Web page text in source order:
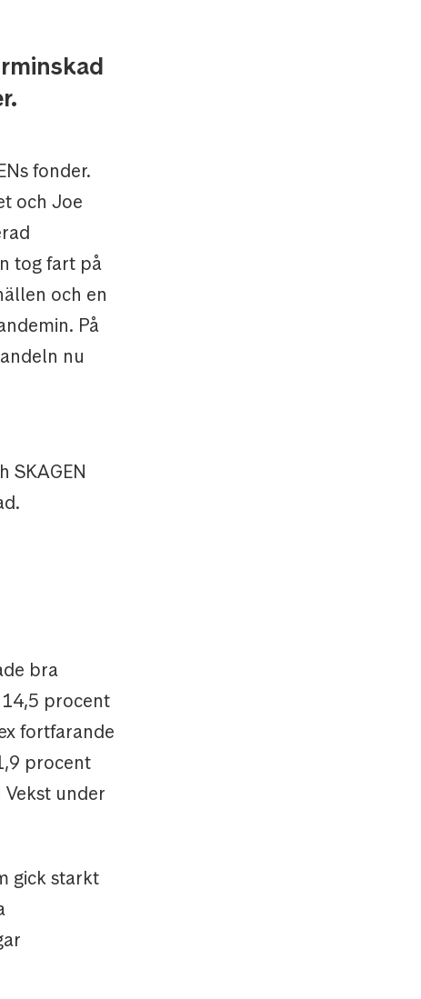
fonder.
och Joe
tog fart på
och en
På
nu
SKAGEN
bra
procent
fortfarande
procent
under
gick starkt